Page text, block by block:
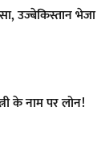
उज्बेकिस्तान भेजा
के नाम पर लोन!